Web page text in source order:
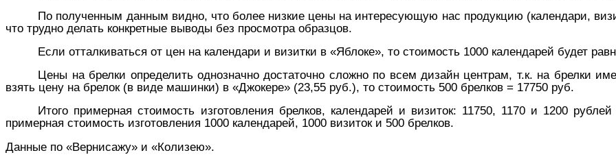
По полученным данным видно, что более низкие цены на интересующую нас продукцию (календари,
что трудно делать конкретные выводы без просмотра образцов.
Если отталкиваться от цен на календари и визитки в «Яблоке», то стоимость 1000 календарей будет
Цены на брелки определить однозначно достаточно сложно по всем дизайн центрам, т.к. на брелки
взять цену на брелок (в виде машинки) в «Джокере» (23,55 руб.), то стоимость 500 брелков = 17750 руб.
Итого примерная стоимость изготовления брелков, календарей и визиток: 11750, 1170 и 1200
примерная стоимость изготовления 1000 календарей, 1000 визиток и 500 брелков.
Данные по «Вернисажу» и «Колизею».